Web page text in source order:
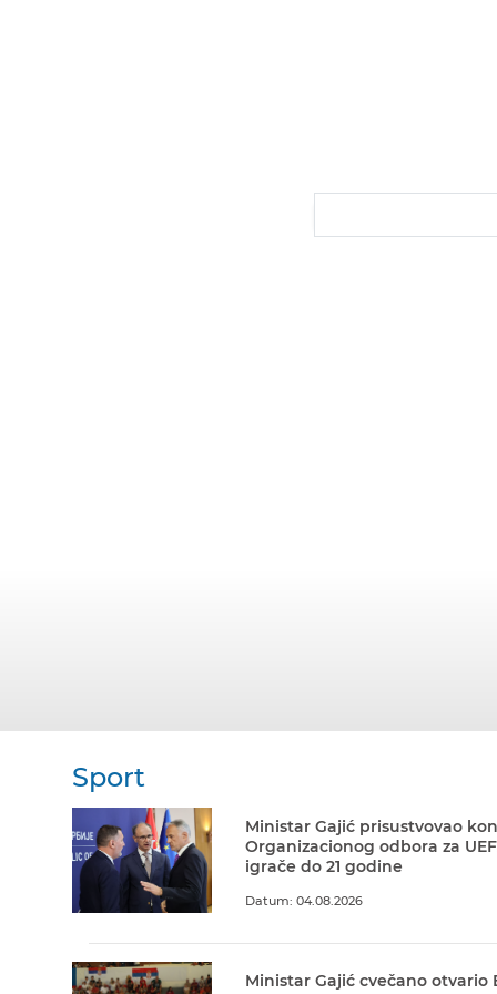
Sport
Ministar Gajić prisustvovao
Organizacionog odbora za
igrače do 21 godine
Datum: 04.08.2026
Ministar Gajić cvečano otvario